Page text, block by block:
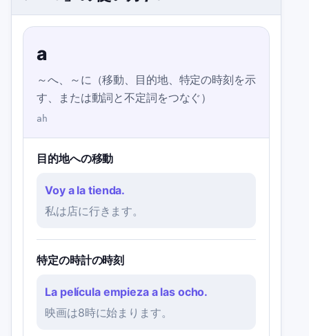
a
～へ、～に（移動、目的地、特定の時刻を示
す、または動詞と不定詞をつなぐ）
ah
目的地への移動
Voy a la tienda.
私は店に行きます。
特定の時計の時刻
La película empieza a las ocho.
映画は8時に始まります。